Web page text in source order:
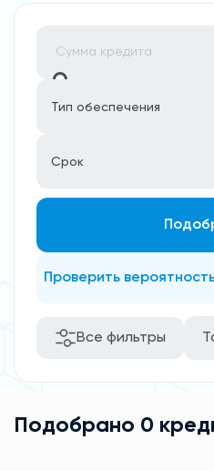
Тип обеспечения
Срок
Проверить
Все фильтры
Подобрано 0